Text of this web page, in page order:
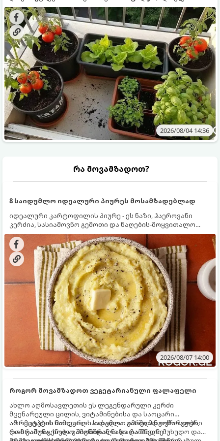
ყოველდღიურად ახალ, არომატულ მწვანილსა და
ბოსტნეულს მოკრეფთ.
კულტურები ეგუებიან ქოთნის პირობებს ყველაზე კარგად
და როგორ მოუაროთ მათ სწორად.
2026/08/04 14:36
რა მოვამზადოთ?
8 საიდუმლო იდეალური პიურეს მოსამზადებლად
იდეალური კარტოფილის პიურე - ეს ნაზი, ჰაეროვანი
კერძია, სასიამოვნო გემოთი და ნაღების-მოყვითალო
ფერით. მისი მომზადება ძალიან მარტივია, მაგრამ
არსებობს რამდენიმე საიდუმლო, რომლებიც უნდა
იცოდეთ, რომ პიურე იდეალურად გემრიელი გამოვიდეს.
2026/08/07 14:00
როგორ მოვამზადოთ ვეგეტარიანული ფალაფელი
ახლო აღმოსავლეთის ეს ლეგენდარული კერძი
მცენარეული ცილის, ვიტამინებისა და საოცარი
არომატების ნამდვილი საბადოა. გარედან ოქროსფერი
და ხრაშუნა, ხოლო შიგნიდან ნაზი და მწვანე
ამ რეცეპტის მთავარი საიდუმლო იმაში მდგომარეობს,
რომ გამოიყენება გამომშრალი და ჩამბალი მუხუდო და